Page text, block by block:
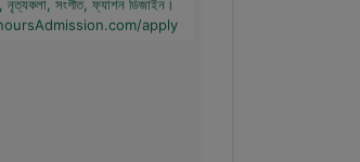
apply